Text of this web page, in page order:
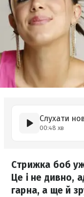
Слухати
00:48 хв
Стрижка боб
Це і не дивно,
гарна, а ще й